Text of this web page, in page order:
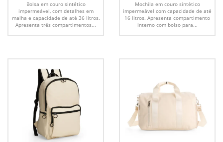
Bolsa em couro sintético
impermeável, com detalhes em
malha e capacidade de até 36 litros.
Apresenta três compartimentos...
Mochila em couro sintético
impermeável com capacidade de até
16 litros. Apresenta compartimento
interno com bolso para...